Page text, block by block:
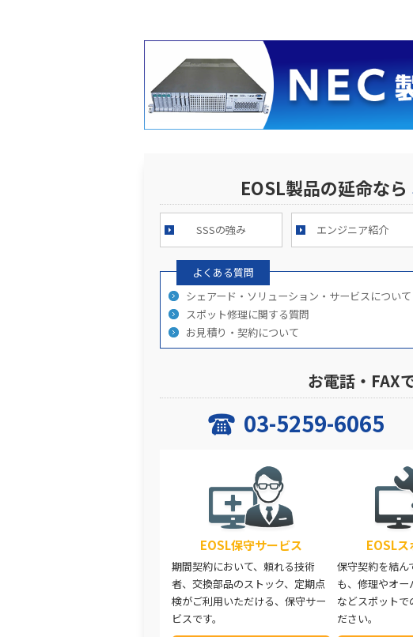
EOSL製品の延命なら
SSSの強み エンジニア紹介
よくある質問
シェアード・ソリューション・サービスについて
スポット修理に関する質問
お見積り・契約について
お電話・FAX
03-5259-6065
EOSL保守サービス
期間契約において、頼れる技術
者、交換部品のストック、定期点
検がご利用いただける、保守サー
ビスです。
EOSL
保守契約を結ん
も、修理やオ
などスポットで
ださい。